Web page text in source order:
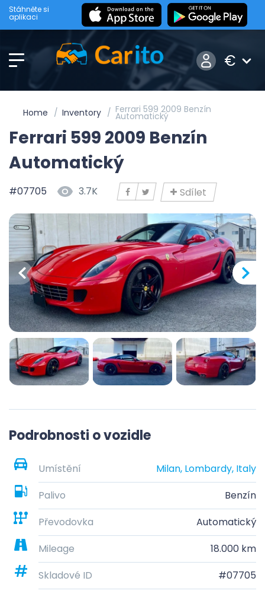
Stáhněte si
aplikaci
€
Home Inventory Ferrari 599 2009 Benzín
Automatický
Ferrari 599 2009 Benzín
Automatický
#07705 3.7K Sdílet
Podrobnosti o vozidle
Umístění
Milan, Lombardy, Italy
Palivo
Benzín
Převodovka
Automatický
Mileage
18.000 km
Skladové ID
#07705